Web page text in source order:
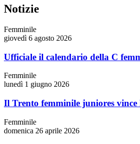
Notizie
Femminile
giovedì 6 agosto 2026
Ufficiale il calendario della C
Femminile
lunedì 1 giugno 2026
Il Trento femminile juniores vince
Femminile
domenica 26 aprile 2026